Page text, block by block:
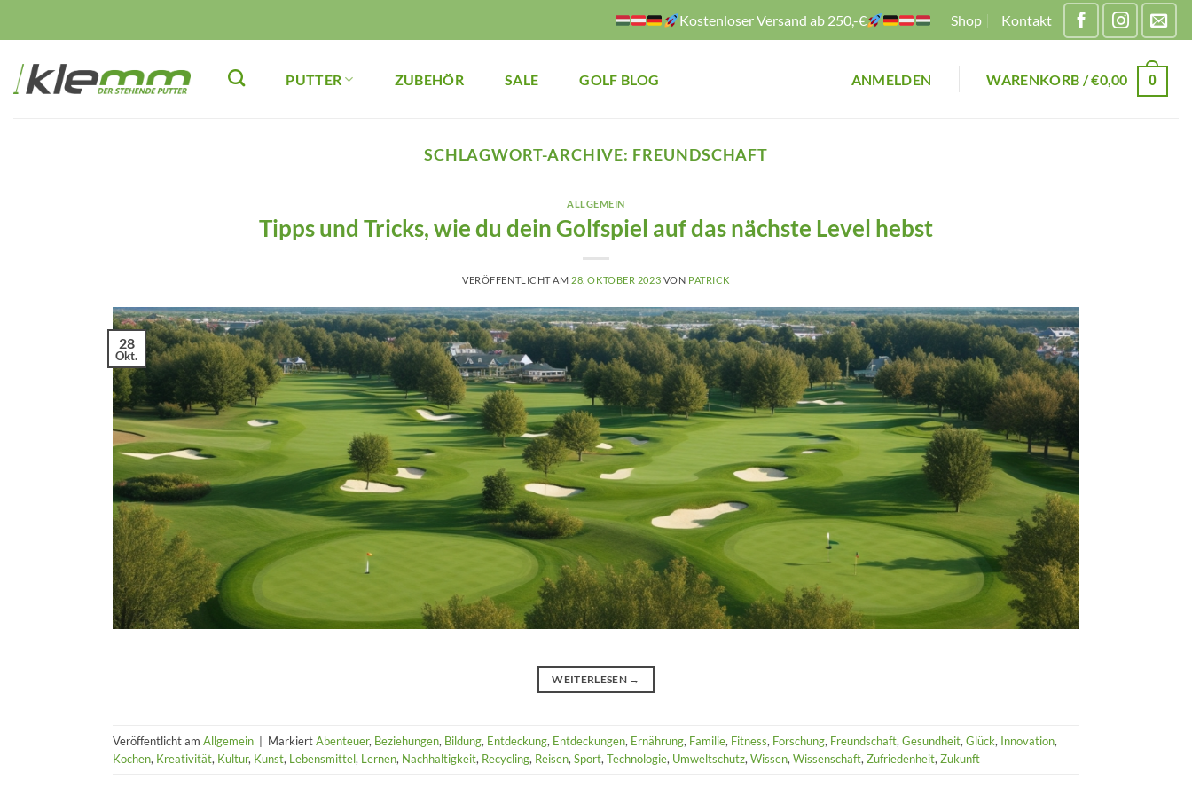
Kostenloser Versand ab 250,-€ Shop Kontakt
PUTTER ZUBEHÖR SALE GOLF BLOG ANMELDEN WARENKORB /€0,00 0
SCHLAGWORT-ARCHIVE: FREUNDSCHAFT
ALLGEMEIN
Tipps und Tricks, wie du dein Golfspiel auf das nächste Level hebst
VERÖFFENTLICHT AM 28. OKTOBER 2023 VON PATRICK
28
Okt.
WEITERLESEN →
Veröffentlicht am Allgemein MarkiertAbenteuer, Beziehungen, Bildung, Entdeckung, Entdeckungen, Ernährung, Familie, Fitness, Forschung, Freundschaft, Gesundheit, Glück, Innovation,
Kochen, Kreativität, Kultur, Kunst, Lebensmittel, Lernen, Nachhaltigkeit, Recycling, Reisen, Sport, Technologie, Umweltschutz, Wissen, Wissenschaft, Zufriedenheit, Zukunft